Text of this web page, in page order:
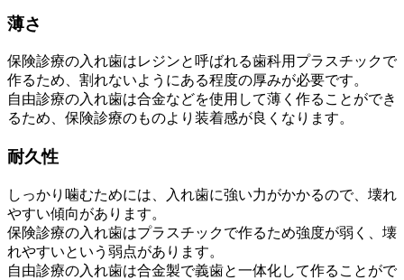
薄さ
保険診療の入れ歯はレジンと呼ばれる歯科用プラスチックで
作るため、割れないようにある程度の厚みが必要です。
自由診療の入れ歯は合金などを使用して薄く作ることができ
るため、保険診療のものより装着感が良くなります。
耐久性
しっかり噛むためには、入れ歯に強い力がかかるので、壊れ
やすい傾向があります。
保険診療の入れ歯はプラスチックで作るため強度が弱く、壊
れやすいという弱点があります。
自由診療の入れ歯は合金製で義歯と一体化して作ることがで